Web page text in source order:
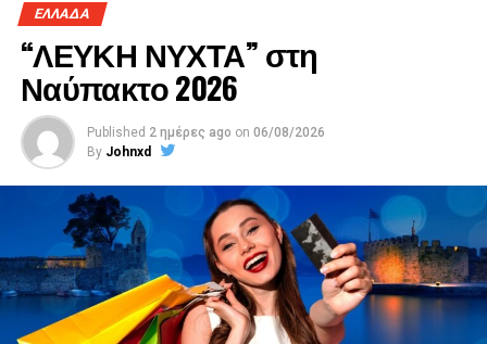
ΕΛΛΑΔΑ
“ΛΕΥΚΗ ΝΥΧΤΑ” στη
Ναύπακτο 2026
Published 2 ημέρες ago on 06/08/2026
By Johnxd